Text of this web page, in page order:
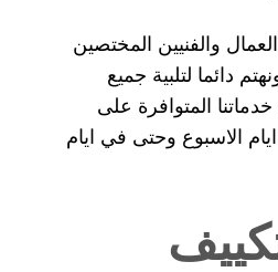
والفنيين المختصين
دائما لتلبية جميع
المتوافرة على
الاسبوع وحتى في ايام